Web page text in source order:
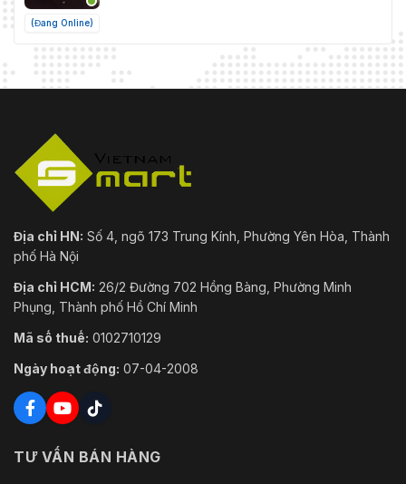
(Đang Online)
Địa chỉ HN: Số 4, ngõ 173 Trung Kính, Phường Yên Hòa, Thành
phố Hà Nội
Địa chỉ HCM: 26/2 Đường 702 Hồng Bàng, Phường Minh
Phụng, Thành phố Hồ Chí Minh
Mã số thuế: 0102710129
Ngày hoạt động: 07-04-2008
TƯ VẤN BÁN HÀNG